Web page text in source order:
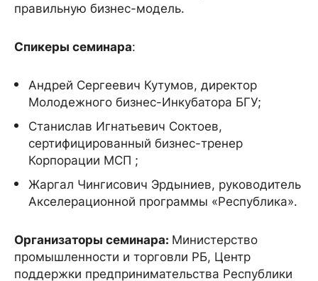
правильную бизнес-модель.
Спикеры семинара:
Андрей Сергеевич Кутумов, директор
Молодежного бизнес-Инкубатора БГУ;
Станислав Игнатьевич Соктоев,
сертифицированный бизнес-тренер
Корпорации МСП ;
Жаргал Чингисович Эрдыниев, руководитель
Акселерационной программы «Республика».
Организаторы семинара: Министерство
промышленности и торговли РБ, Центр
поддержки предпринимательства Республики